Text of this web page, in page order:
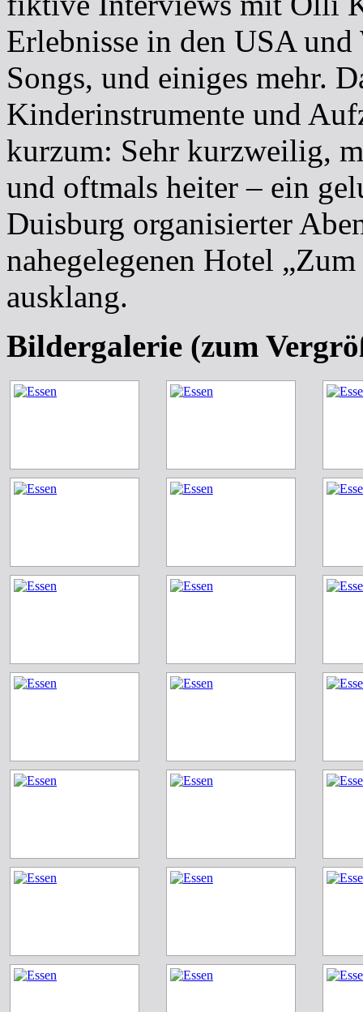
Erlebnisse in den USA
Songs, und einiges mehr.
Kinderinstrumente und
kurzum: Sehr kurzweilig,
und oftmals heiter – ein
Duisburg organisierter
nahegelegenen Hotel
ausklang.
Bildergalerie (zum